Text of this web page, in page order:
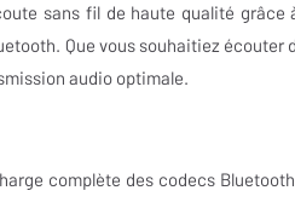
sans fil de haute qualité grâce
Que vous souhaitiez écouter
audio optimale.
complète des codecs